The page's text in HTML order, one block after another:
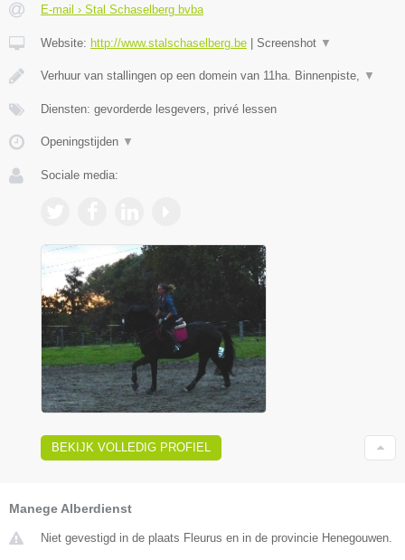
E-mail › Stal Schaselberg bvba
Website: http://www.stalschaselberg.be | Screenshot ▼
Verhuur van stallingen op een domein van 11ha. Binnenpiste, ▼
Diensten: gevorderde lesgevers, privé lessen
Openingstijden ▼
Sociale media:
BEKIJK VOLLEDIG PROFIEL
Manege Alberdienst
Niet gevestigd in de plaats Fleurus en in de provincie Henegouwen.